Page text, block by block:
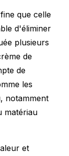
que celle
d'éliminer
plusieurs
de
de
les
notamment
matériau
et